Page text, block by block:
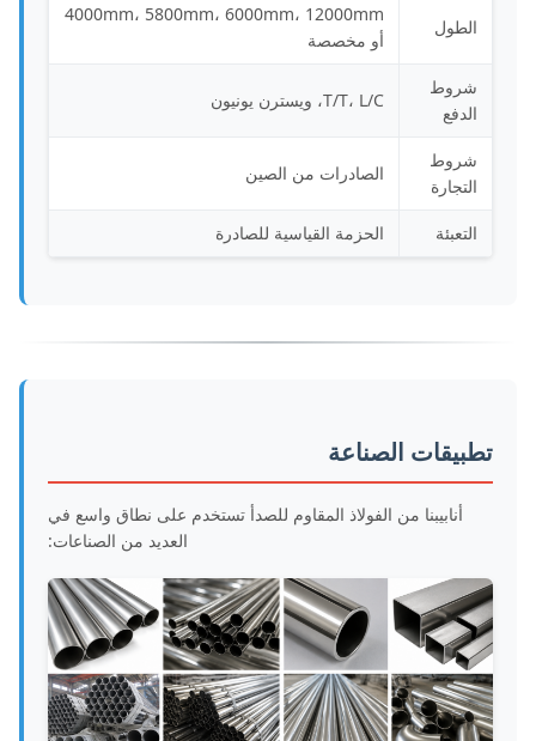
الطول
4000mm، 5800mm، 6000mm، 12000mm
أو مخصصة
شروط
T/T، L/C، ويسترن يونيون
شروط
التجارة
الصادرات من الصين
التعبئة الحزمة القياسية للصادرة
تطبيقات الصناعة
أنابيبنا من الفولاذ المقاوم للصدأ تستخدم على نطاق واسع في
العديد من الصناعات: